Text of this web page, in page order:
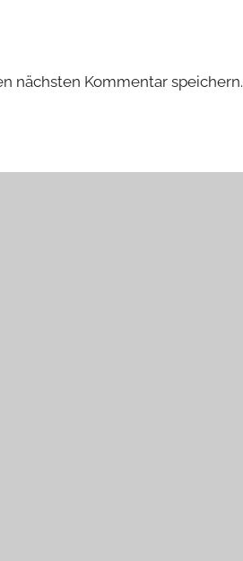
nächsten Kommentar speichern.